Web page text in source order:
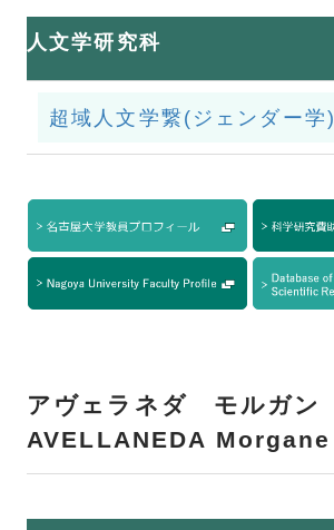
人文学研究科
超域人文学繋(ジェンダー学)
アヴェラネダ モルガン
AVELLANEDA Morgane